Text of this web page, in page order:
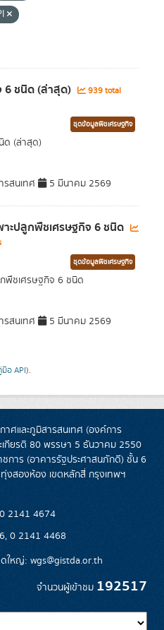
ชนิด (ล่าสุด)
939 total
ชุดข้อมูลพืชเศรษฐกิจ
ด (ล่าสุด)
รสนเทศ 5 มีนาคม 2569
ะปลูกพืชเศรษฐกิจ 6 ชนิด
ชุดข้อมูลพืชเศรษฐกิจ
กพืชเศรษฐกิจ 6 ชนิด
รสนเทศ 5 มีนาคม 2569
มือ API).
ศและภูมิสารสนเทศ (องค์การ
เกียรติ 80 พรรษา 5 ธันวาคม 2550
การ (อาคารรัฐประศาสนภักดี) ชั้น 6
งสองห้อง เขตหลักสี่ กรุงเทพฯ
2141 4674
0 2141 4468
ใหญ่: wgs@gistda.or.th
จำนวนผู้เข้าชม 192517